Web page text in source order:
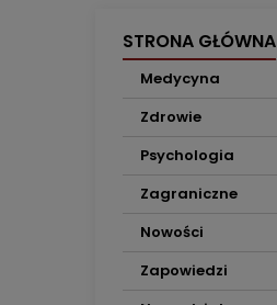
STRONA GŁÓWNA
Medycyna
Zdrowie
Psychologia
Zagraniczne
Nowości
Zapowiedzi